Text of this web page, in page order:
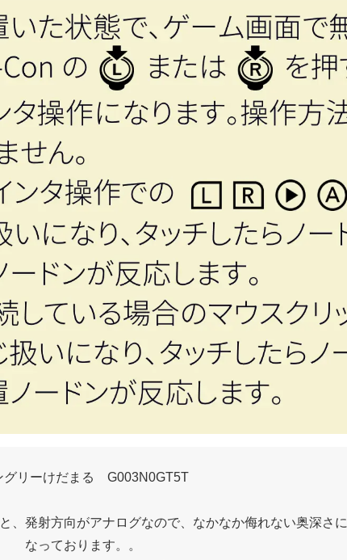
グリーけだまる G003N0GT5T
、発射方向がアナログなので、なかなか侮れない奥深さに
なっております。。